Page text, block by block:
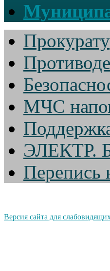
МЧС
ЭЛЕКТР.
Перепись
Версия сайта для